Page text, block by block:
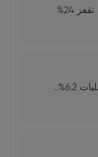
نتائج اس ام سي Q2 2026: الأرباح تقفز 24%
الإنماء: نمو التمويل يرفع دخل العمليات 6.2%..